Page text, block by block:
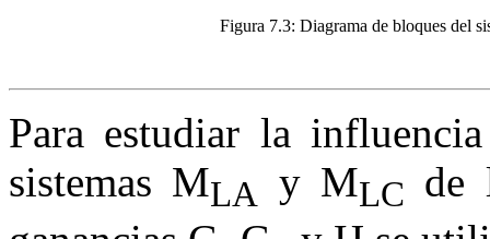
Figura 7.3: Diagrama de bloques del
Para estudiar la
sistemas MLA y MLC de